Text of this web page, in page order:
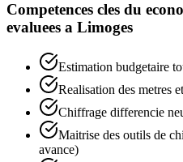
Competences cles du
evaluees a Limoges
Estimation budgetaire
Realisation des metres
Chiffrage differencie
Maitrise des outils de
avance)